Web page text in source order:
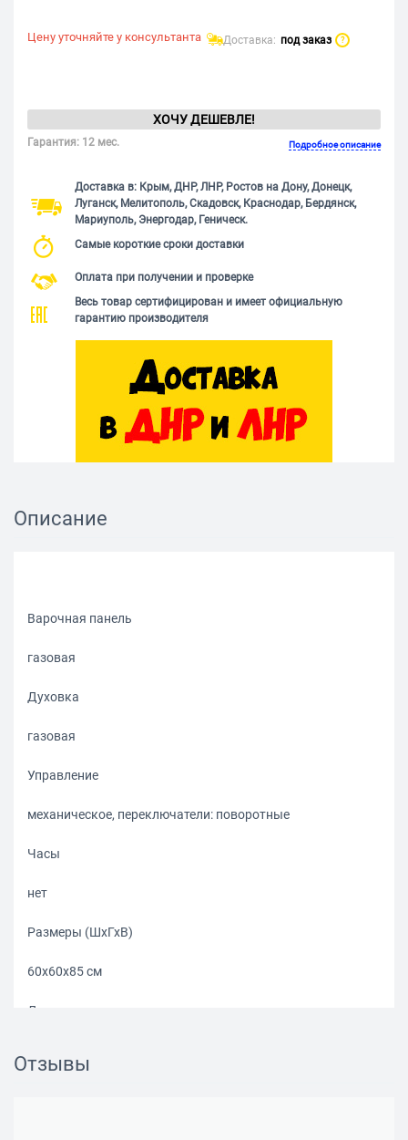
Цену уточняйте у консультанта Доставка: под заказ ?
ХОЧУ ДЕШЕВЛЕ!
Гарантия: 12 мес. Подробное описание
Доставка в: Крым, ДНР, ЛНР, Ростов на Дону, Донецк,
Луганск, Мелитополь, Скадовск, Краснодар, Бердянск,
Мариуполь, Энергодар, Геническ.
Самые короткие сроки доставки
Оплата при получении и проверке
Весь товар сертифицирован и имеет официальную
гарантию производителя
Описание
Варочная панель
газовая
Духовка
газовая
Управление
механическое, переключатели: поворотные
Часы
нет
Размеры (ШхГхВ)
60x60x85 см
Духовка
Отзывы